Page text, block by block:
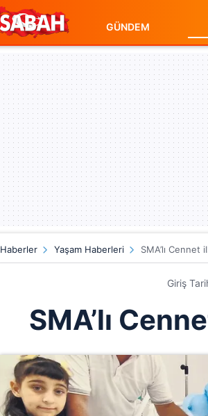
GÜNDEM
Haberler Yaşam Haberleri SMA’lı Cennet
Giriş
SMA’lı